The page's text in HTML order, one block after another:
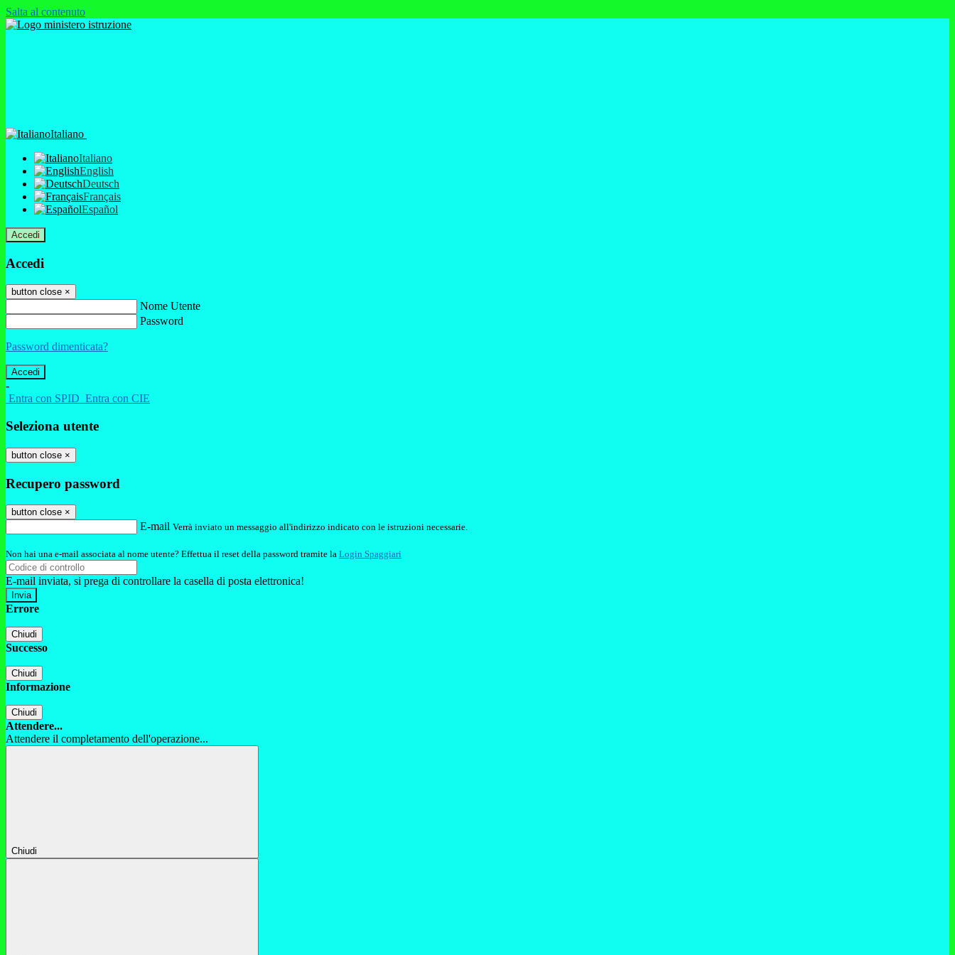
Salta al contenuto
Italiano
Italiano
English
Deutsch
Français
Español
Accedi
Accedi
button close ×
Nome Utente
Password
Password dimenticata?
-
Entra con SPID Entra con CIE
Seleziona utente
button close ×
Recupero password
button close ×
E-mail Verrà inviato un messaggio all'indirizzo indicato con le istruzioni necessarie.
Non hai una e-mail associata al nome utente? Effettua il reset della password tramite la Login Spaggiari
E-mail inviata, si prega di controllare la casella di posta elettronica!
Errore
Chiudi
Successo
Chiudi
Informazione
Chiudi
Attendere...
Attendere il completamento dell'operazione...
Chiudi